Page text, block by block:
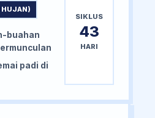
HUJAN)
buahan
padi di
SIKLUS
43
HARI